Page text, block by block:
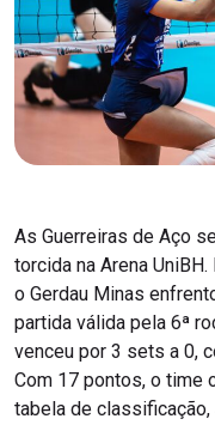
As Guerreiras de Aço
torcida na Arena
o Gerdau Minas
partida válida pela 6ª
venceu por 3 sets a 0,
Com 17 pontos, o time
tabela de